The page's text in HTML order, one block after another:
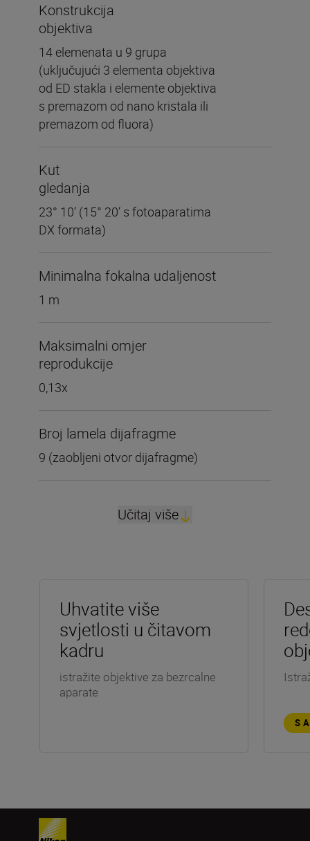
Konstrukcija
objektiva
14 elemenata u 9 grupa
(uključujući 3 elementa objektiva
od ED stakla i elemente objektiva
s premazom od nano kristala ili
premazom od fluora)
Kut
gledanja
23° 10’ (15° 20’ s fotoaparatima
DX formata)
Minimalna fokalna udaljenost
1 m
Maksimalni omjer
reprodukcije
0,13x
Broj lamela dijafragme
9 (zaobljeni otvor dijafragme)
Učitaj više
Uhvatite više
svjetlosti u čitavom
kadru
istražite objektive za bezrcalne
aparate